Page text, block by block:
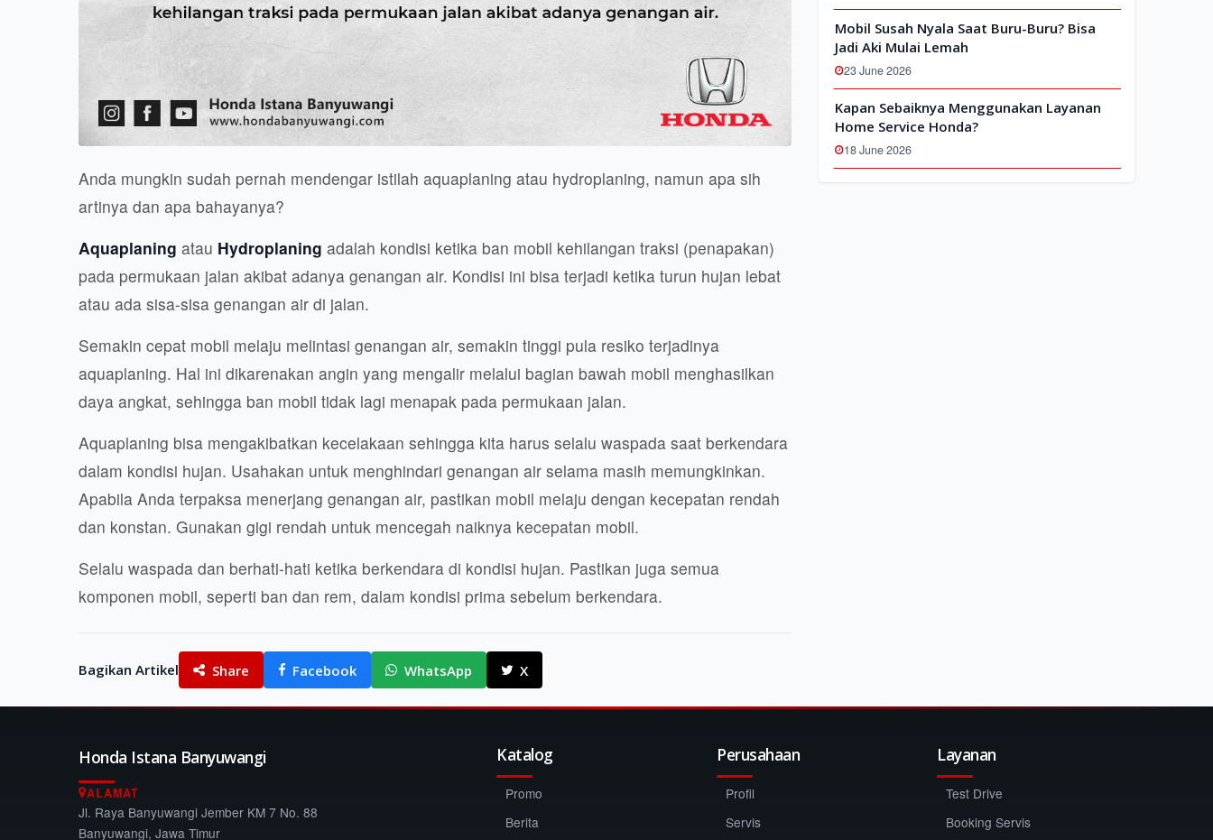
Anda mungkin sudah pernah mendengar istilah aquaplaning atau hydroplaning, namun apa sih
artinya dan apa bahayanya?
Aquaplaning atau Hydroplaning adalah kondisi ketika ban mobil kehilangan traksi (penapakan)
pada permukaan jalan akibat adanya genangan air. Kondisi ini bisa terjadi ketika turun hujan lebat
atau ada sisa-sisa genangan air di jalan.
Semakin cepat mobil melaju melintasi genangan air, semakin tinggi pula resiko terjadinya
aquaplaning. Hal ini dikarenakan angin yang mengalir melalui bagian bawah mobil menghasilkan
daya angkat, sehingga ban mobil tidak lagi menapak pada permukaan jalan.
Aquaplaning bisa mengakibatkan kecelakaan sehingga kita harus selalu waspada saat berkendara
dalam kondisi hujan. Usahakan untuk menghindari genangan air selama masih memungkinkan.
Apabila Anda terpaksa menerjang genangan air, pastikan mobil melaju dengan kecepatan rendah
dan konstan. Gunakan gigi rendah untuk mencegah naiknya kecepatan mobil.
Selalu waspada dan berhati-hati ketika berkendara di kondisi hujan. Pastikan juga semua
komponen mobil, seperti ban dan rem, dalam kondisi prima sebelum berkendara.
Bagikan Artikel Share Facebook WhatsApp X
Mobil Susah Nyala Saat Buru-Buru? Bisa
Jadi Aki Mulai Lemah
23 June 2026
Kapan Sebaiknya Menggunakan Layanan
Home Service Honda?
18 June 2026
Honda Istana Banyuwangi
ALAMAT
Jl. Raya Banyuwangi Jember KM 7 No. 88
Banyuwangi, Jawa Timur
Katalog
Promo
Berita
Perusahaan
Profil
Servis
Layanan
Test Drive
Booking Servis